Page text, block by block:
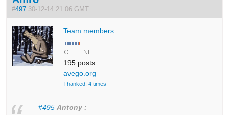
#497 30-12-14 21:06 GMT
Team members
195 posts
avego.org
Thanked: 4 times
#495 Antony :